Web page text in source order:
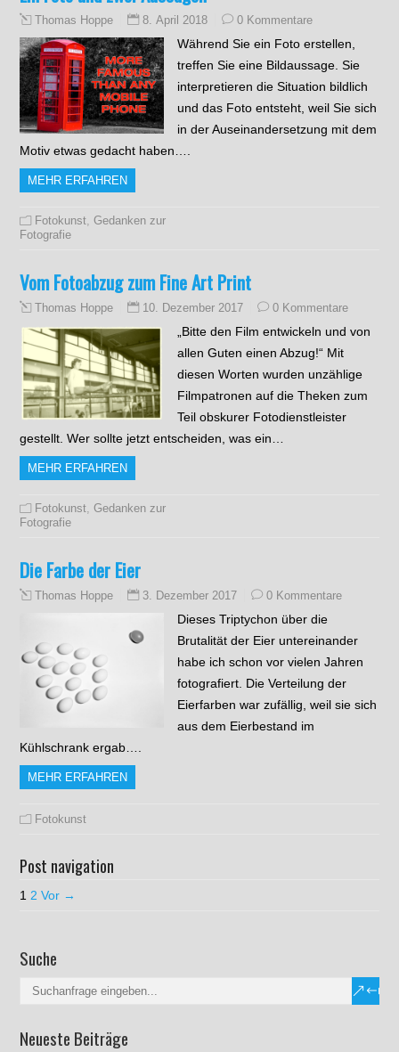
Thomas Hoppe 8. April 2018 0 Kommentare
Während Sie ein Foto erstellen,
treffen Sie eine Bildaussage. Sie
interpretieren die Situation bildlich
und das Foto entsteht, weil Sie sich
in der Auseinandersetzung mit dem
Motiv etwas gedacht haben….
MEHR ERFAHREN
Fotokunst,Gedanken zur
Fotografie
Vom Fotoabzug zum Fine Art Print
Thomas Hoppe 10. Dezember 2017 0 Kommentare
„Bitte den Film entwickeln und von
allen Guten einen Abzug!“ Mit
diesen Worten wurden unzählige
Filmpatronen auf die Theken zum
Teil obskurer Fotodienstleister
gestellt. Wer sollte jetzt entscheiden, was ein…
MEHR ERFAHREN
Fotokunst,Gedanken zur
Fotografie
Die Farbe der Eier
Thomas Hoppe 3. Dezember 2017 0 Kommentare
Dieses Triptychon über die
Brutalität der Eier untereinander
habe ich schon vor vielen Jahren
fotografiert. Die Verteilung der
Eierfarben war zufällig, weil sie sich
aus dem Eierbestand im
Kühlschrank ergab….
MEHR ERFAHREN
Fotokunst
Post navigation
1 2 Vor →
Suche
Neueste Beiträge